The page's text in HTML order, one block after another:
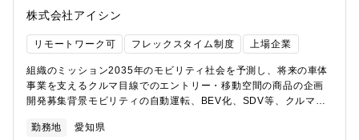
視点の開発が可能・高い生産技術を背景に、構想・設計段階から
量産性までを見据えた、モノづくりにこだわった開発に携わるこ
とができる・Tier1として、クルマ目線で革新的な熱マネ機能設計
株式会社アイシン
リモートワーク可 フレックスタイム制度 上場企業
組織のミッション2035年のモビリティ社会を予測し、将来の車体
事業を支えるクルマ目線でのエントリー・移動空間の商品の企画
開発募集背景モビリティの自動運転、BEV化、SDV等、クルマの
変化していきます。そのような中、将来の車体事業を支えるエン
勤務地 愛知県